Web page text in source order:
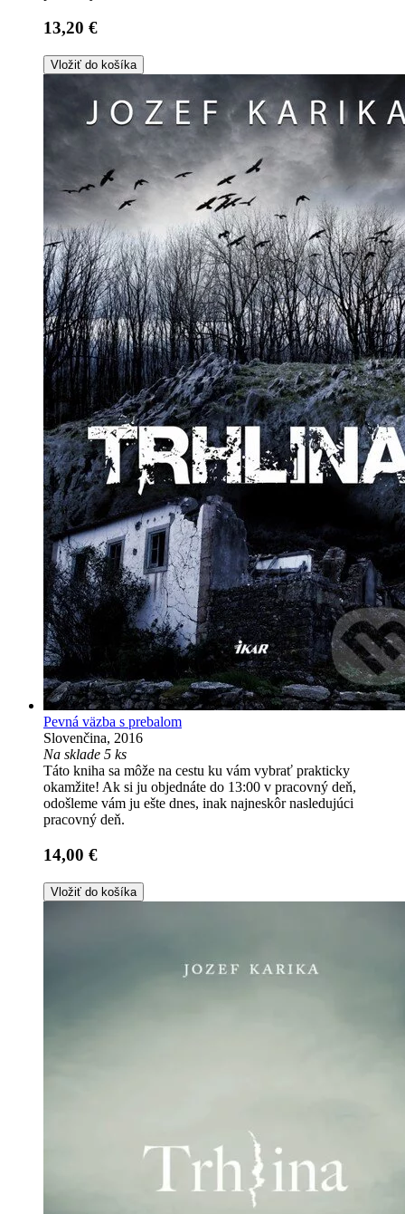
13,20 €
Vložiť do košíka
Pevná väzba s prebalom
Slovenčina, 2016
Na sklade 5 ks
Táto kniha sa môže na cestu ku vám vybrať prakticky
okamžite! Ak si ju objednáte do 13:00 v pracovný deň,
odošleme vám ju ešte dnes, inak najneskôr nasledujúci
pracovný deň.
14,00 €
Vložiť do košíka